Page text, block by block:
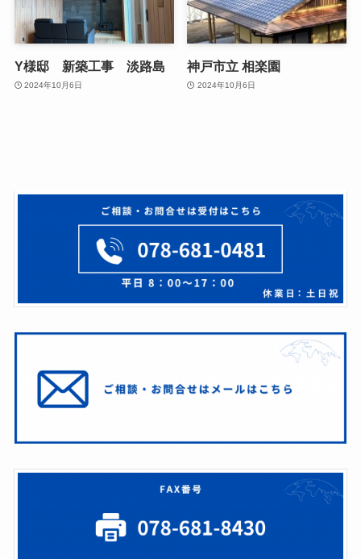
Y様邸 新築工事 淡路島
2024年10月6日
神戸市立 相楽園
2024年10月6日